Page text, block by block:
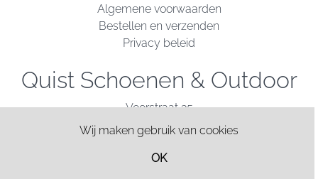
Wij maken gebruik van cookies
OK
Algemene voorwaarden
Bestellen en verzenden
Privacy beleid
Quist Schoenen & Outdoor
Voorstraat 35
3281 AT Numansdorp
Contact